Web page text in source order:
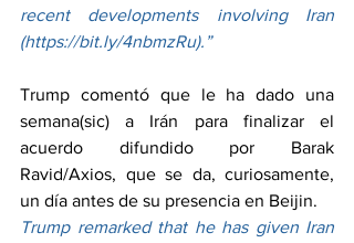
recent developments involving Iran
(https://bit.ly/4nbmzRu).”
Trump comentó que le ha dado una
semana(sic) a Irán para finalizar el
acuerdo difundido por Barak
Ravid/Axios, que se da, curiosamente,
un día antes de su presencia en Beijin.
Trump remarked that he has given Iran